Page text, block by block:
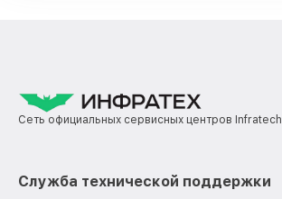
Сеть официальных сервисных центров Infratech
Служба технической поддержки